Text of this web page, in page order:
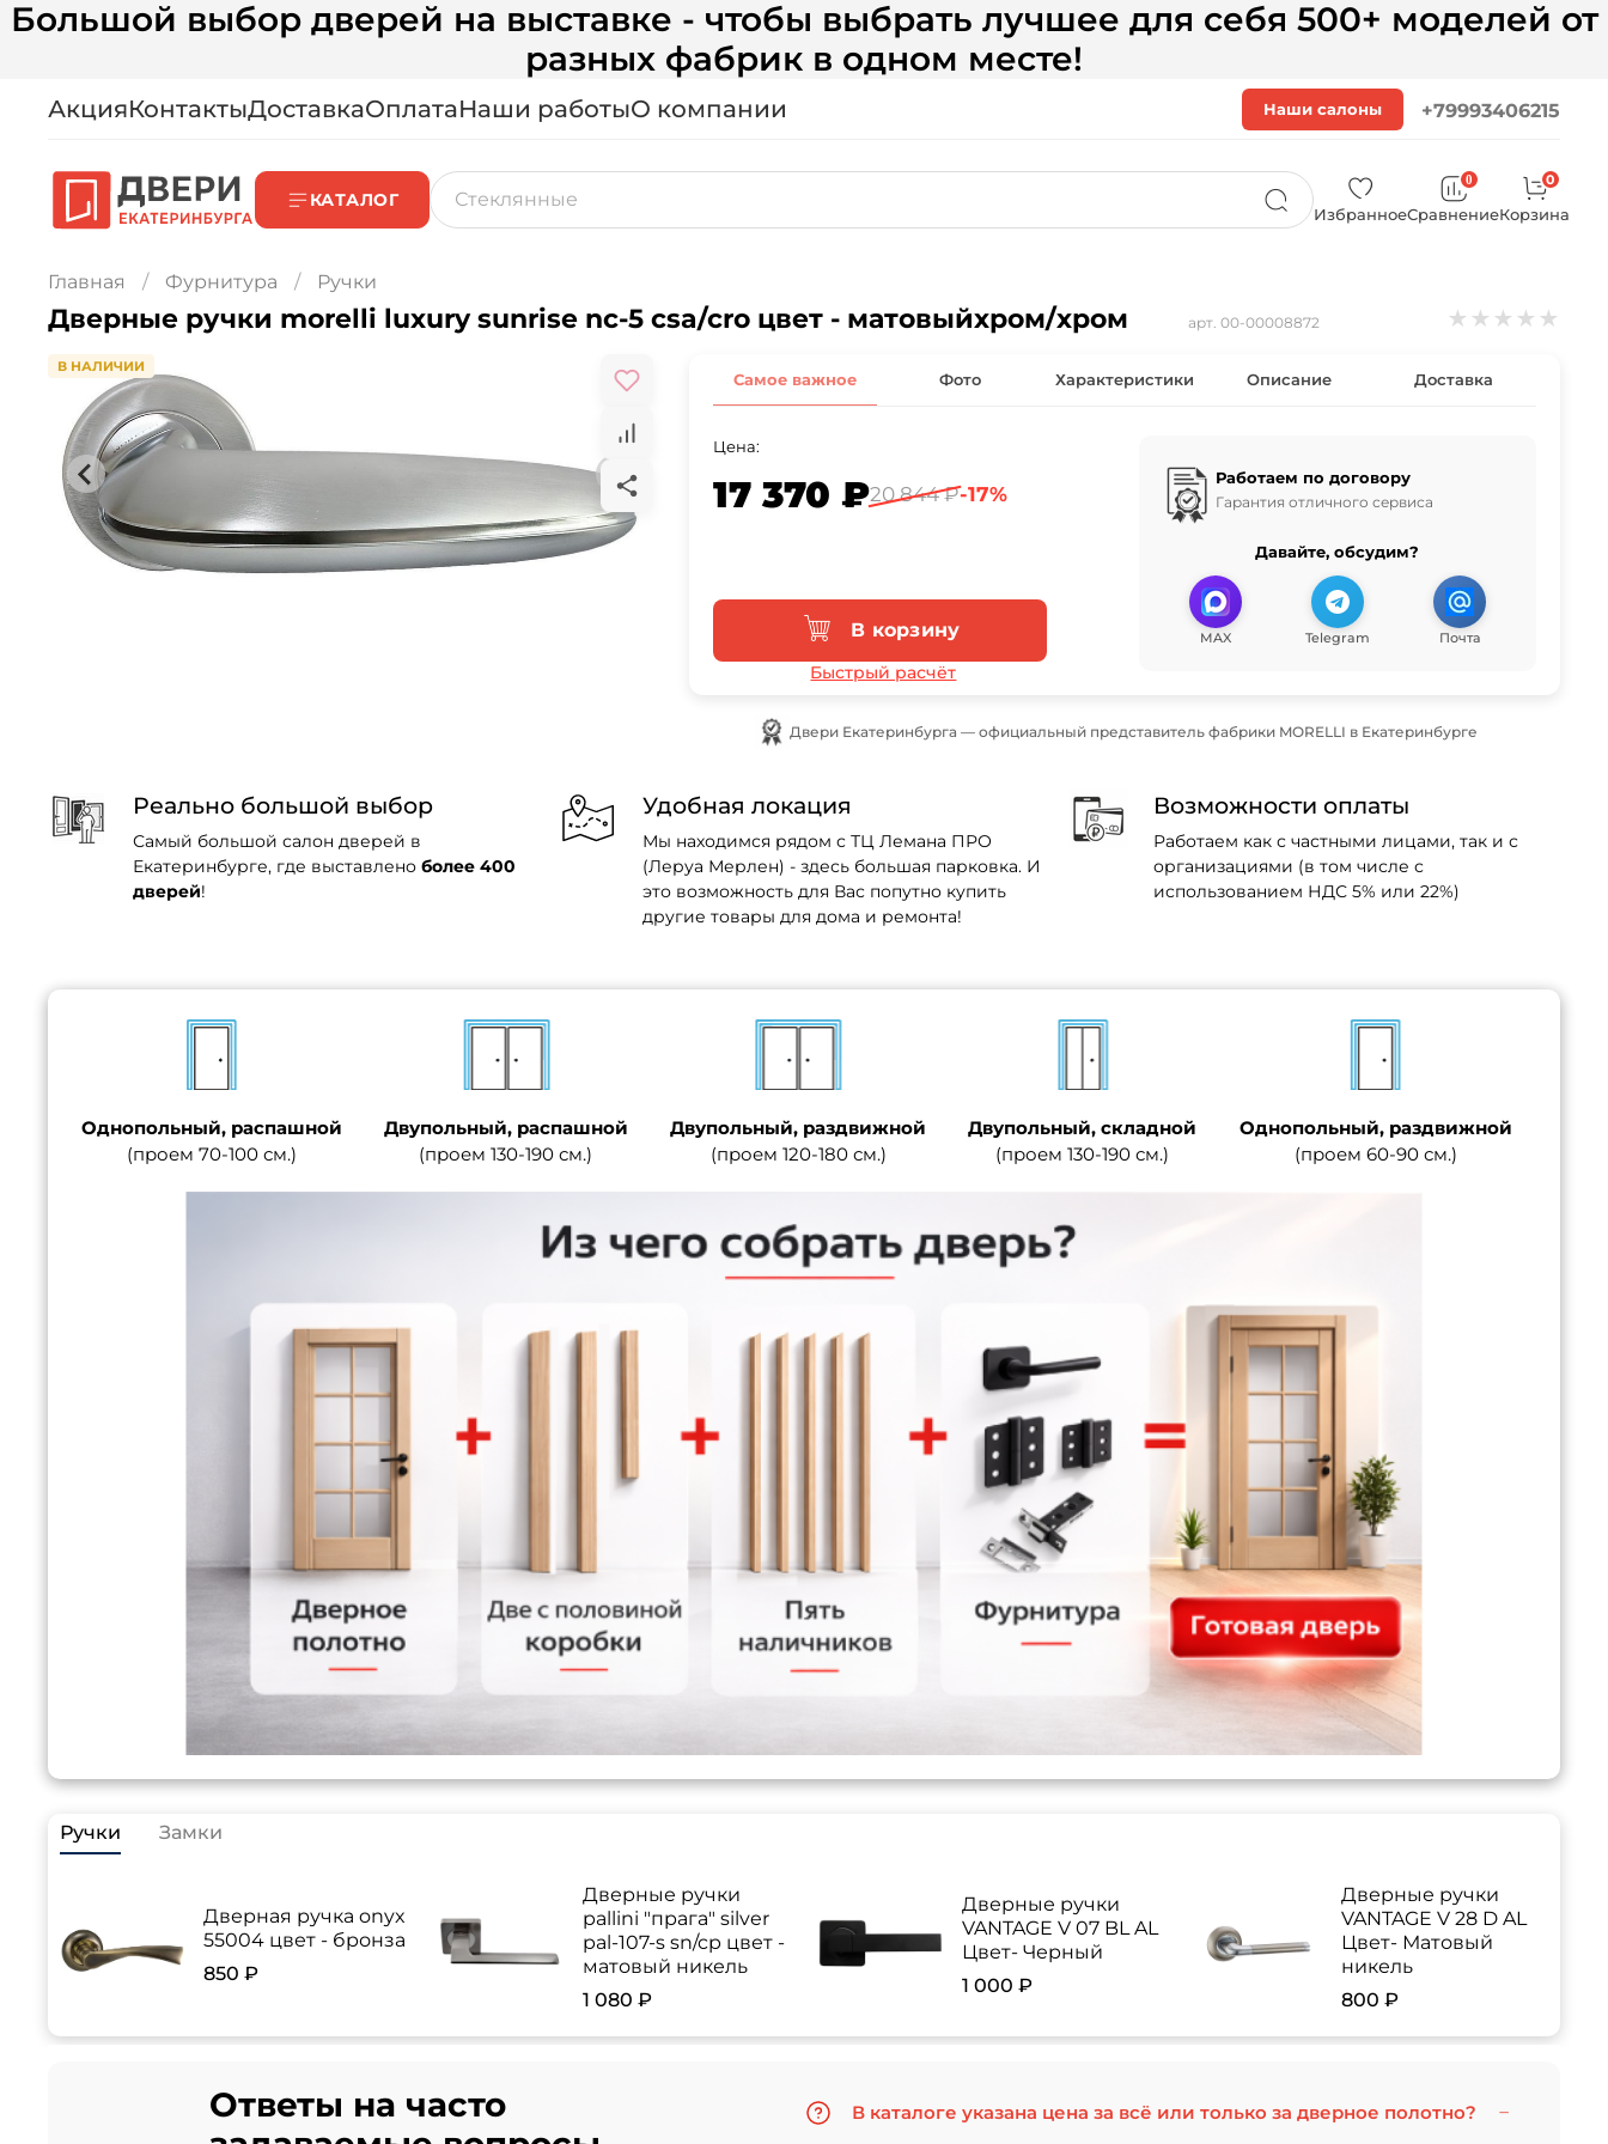
Большой выбор дверей на выставке - чтобы выбрать лучшее для себя 500+ моделей от
разных фабрик в одном месте!
АкцияКонтактыДоставкаОплатаНаши работыО компании Наши салоны +79993406215
КАТАЛОГ
Избранное
0
Сравнение
0
Корзина
Главная Фурнитура Ручки
Дверные ручки morelli luxury sunrise nc-5 csa/cro цвет - матовыйхром/хром арт. 00-00008872 ★ ★ ★ ★ ★
В НАЛИЧИИ
Самое важное Фото Характеристики Описание Доставка
Цена:
17 370 ₽20 844 ₽-17%
В корзину
Быстрый расчёт
Работаем по договору
Гарантия отличного сервиса
Давайте, обсудим?
MAX Telegram Почта
Двери Екатеринбурга — официальный представитель фабрики MORELLI в Екатеринбурге
Реально большой выбор
Самый большой салон дверей в
Екатеринбурге, где выставлено более 400
дверей!
Удобная локация
Мы находимся рядом с ТЦ Лемана ПРО
(Леруа Мерлен) - здесь большая парковка. И
это возможность для Вас попутно купить
другие товары для дома и ремонта!
Возможности оплаты
Работаем как с частными лицами, так и с
организациями (в том числе с
использованием НДС 5% или 22%)
Однопольный, распашной
(проем 70-100 см.)
Двупольный, распашной
(проем 130-190 см.)
Двупольный, раздвижной
(проем 120-180 см.)
Двупольный, складной
(проем 130-190 см.)
Однопольный, раздвижной
(проем 60-90 см.)
Ручки Замки
Дверная ручка onyx
55004 цвет - бронза
850 ₽
Дверные ручки
pallini "прага" silver
pal-107-s sn/cp цвет -
матовый никель
1 080 ₽
Дверные ручки
VANTAGE V 07 BL AL
Цвет- Черный
1 000 ₽
Дверные ручки
VANTAGE V 28 D AL
Цвет- Матовый
никель
800 ₽
Ответы на часто
В каталоге указана цена за всё или только за дверное полотно?